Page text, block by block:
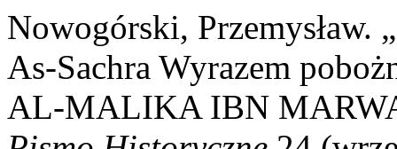
Nowogórski, Przemysław.
As-Sachra Wyrazem
AL-MALIKA IBN